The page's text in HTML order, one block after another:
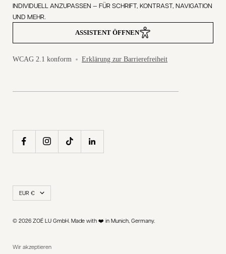
INDIVIDUELL ANZUPASSEN — FÜR SCHRIFT, KONTRAST, NAVIGATION
UND MEHR.
ASSISTENT ÖFFNEN
WCAG 2.1 konform Erklärung zur Barrierefreiheit
Land/Region
EUR €
© 2026 ZOÉ LU GmbH. Made with ❤️ in Munich, Germany.
Wir akzeptieren